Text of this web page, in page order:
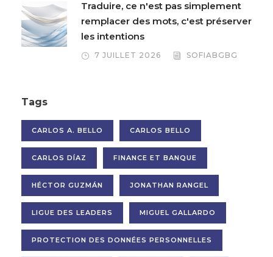
Traduire, ce n'est pas simplement
remplacer des mots, c'est préserver
les intentions
7 JUILLET 2026 SOFIABGBG
Tags
CARLOS A. BELLO CARLOS BELLO
CARLOS DÍAZ FINANCE ET BANQUE
HÉCTOR GUZMÁN JONATHAN RANGEL
LIGUE DES LEADERS MIGUEL GALLARDO
PROTECTION DES DONNÉES PERSONNELLES